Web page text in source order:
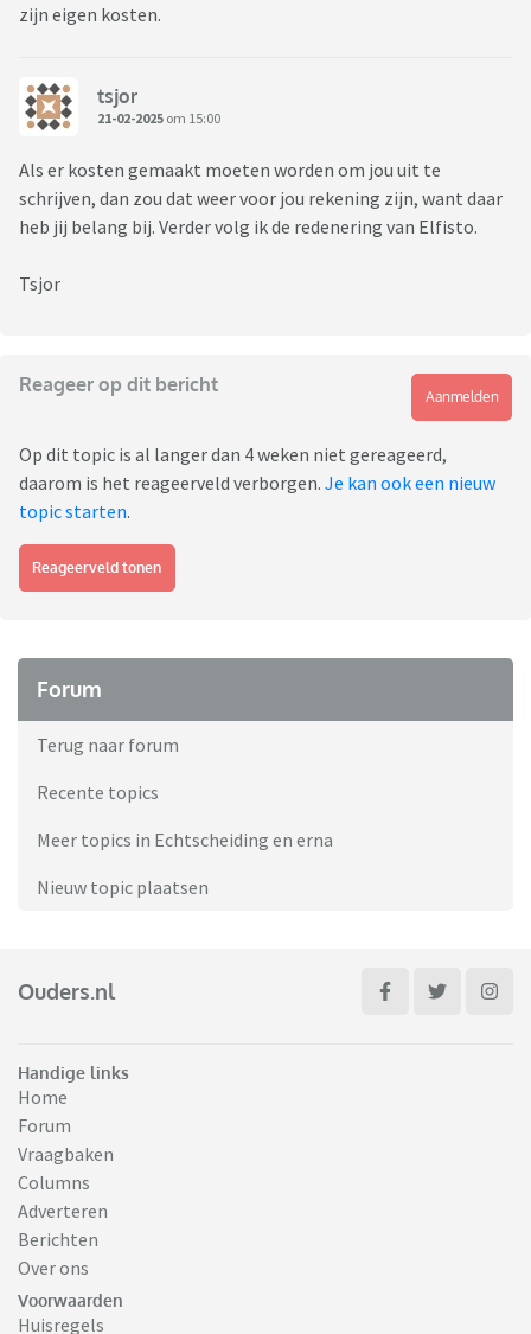
zijn eigen kosten.
tsjor
21-02-2025 om 15:00
Als er kosten gemaakt moeten worden om jou uit te
schrijven, dan zou dat weer voor jou rekening zijn, want daar
heb jij belang bij. Verder volg ik de redenering van Elfisto.
Tsjor
Reageer op dit bericht
Aanmelden
Op dit topic is al langer dan 4 weken niet gereageerd,
daarom is het reageerveld verborgen. Je kan ook een nieuw
topic starten.
Reageerveld tonen
Forum
Terug naar forum
Recente topics
Meer topics in Echtscheiding en erna
Nieuw topic plaatsen
Ouders.nl
Handige links
Home
Forum
Vraagbaken
Columns
Adverteren
Berichten
Over ons
Voorwaarden
Huisregels